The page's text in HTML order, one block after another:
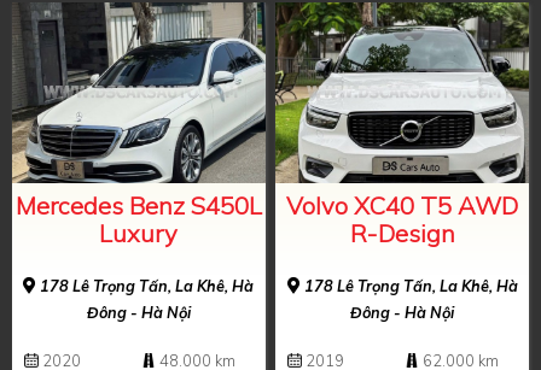
Mercedes Benz S450L
Luxury
178 Lê Trọng Tấn, La Khê, Hà
Đông - Hà Nội
2020
48.000 km
Volvo XC40 T5 AWD
R-Design
178 Lê Trọng Tấn, La Khê, Hà
Đông - Hà Nội
2019
62.000 km